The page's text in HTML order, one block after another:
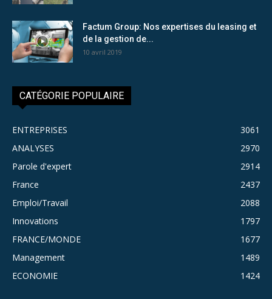
Factum Group: Nos expertises du leasing et
de la gestion de...
10 avril 2019
CATÉGORIE POPULAIRE
ENTREPRISES
3061
ANALYSES
2970
Parole d'expert
2914
France
2437
Emploi/Travail
2088
Innovations
1797
FRANCE/MONDE
1677
Management
1489
ECONOMIE
1424